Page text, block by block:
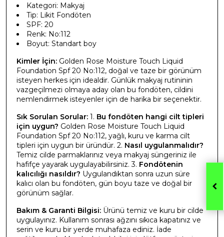
Kategori: Makyaj
Tip: Likit Fondöten
SPF: 20
Renk: No:112
Boyut: Standart boy
Kimler İçin: Golden Rose Moisture Touch Liquid
Foundation Spf 20 No:112, doğal ve taze bir görünüm
isteyen herkes için idealdir. Günlük makyaj rutininin
vazgeçilmezi olmaya aday olan bu fondöten, cildini
nemlendirmek isteyenler için de harika bir seçenektir.
Sık Sorulan Sorular: 1. Bu fondöten hangi cilt tipleri
için uygun? Golden Rose Moisture Touch Liquid
Foundation Spf 20 No:112, yağlı, kuru ve karma cilt
tipleri için uygun bir üründür. 2. Nasıl uygulanmalıdır?
Temiz cilde parmaklarınız veya makyaj süngeriniz ile
hafifçe yayarak uygulayabilirsiniz. 3. Fondötenin
kalıcılığı nasıldır? Uygulandıktan sonra uzun süre
kalıcı olan bu fondöten, gün boyu taze ve doğal bir
görünüm sağlar.
Bakım & Garanti Bilgisi: Ürünü temiz ve kuru bir cilde
uygulayınız. Kullanım sonrası ağzını sıkıca kapatınız ve
serin ve kuru bir yerde muhafaza ediniz. İade